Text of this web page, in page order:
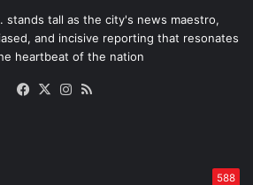
stands tall as the city's news maestro,
and incisive reporting that resonates
heartbeat of the nation
Facebook
X Instagram
588